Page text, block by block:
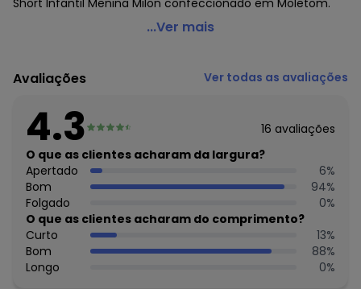
Milon - Short Infantil MeninaRosa
Cintura: Média
Observação: Barra dobrada - Cadarço para amarração
Composição: 80% algodão 20% poliéster
Histórico de preços
O preço apresentado abaixo é o menor oferecido em
algum dia do mês, para o menor tamanho disponível.
agosto/2026
R$ 45,9
julho/2026
junho/2026 N/D*
maio/2026 N/D*
abril/2026 R$ 38,4
...Ver mais
Avaliações Ver todas as avaliações
4.3 16 avaliações
O que as clientes acharam da largura?
Apertado
6%
Bom
94%
Folgado
0%
O que as clientes acharam do comprimento?
Curto
13%
Bom
88%
Longo
0%